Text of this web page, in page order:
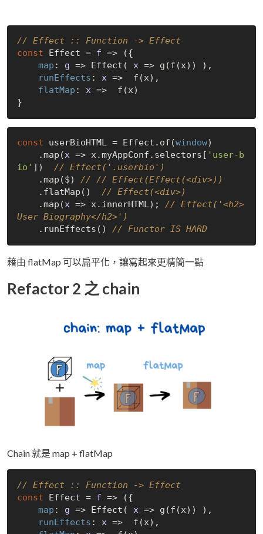
// Effect :: Function -> Effect
const Effect = f => ({
map : g => Effect( x => g(f(x)) ),
runEffects : x =>
  f(x),
flatMap : x =>
  f(x)
const userBioHTML = Effect.of(window)
    .map(
x => x.myAppConf.selectors[ 'user-b
io' ]) // Effect('.userbio')
    .map($)
// // Effect(Effect(<div>))
    .flatMap()
// Effect(<div>)
    .map(
x => x.innerHTML); // Effect('<h2>
User Biography</h2>')
    .runEffects()
// Functor IS HARD
藉由 flatMap 可以扁平化，讓寫起來更精簡一點
Refactor 2 之 chain
Chain 就是 map + flatMap
// Effect :: Function -> Effect
const Effect = f => ({
map : g => Effect( x => g(f(x)) ),
runEffects : x =>
  f(x),